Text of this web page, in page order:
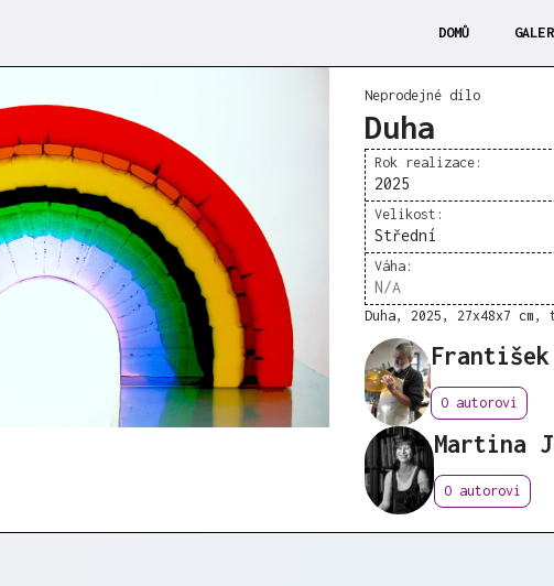
DOMŮ
Neprodejné dílo
Duha
Rok realizace:
2025
Velikost:
Střední
Váha:
N/A
Duha, 2025, 27x48x7
František
O autorovi
Martina
O autorovi